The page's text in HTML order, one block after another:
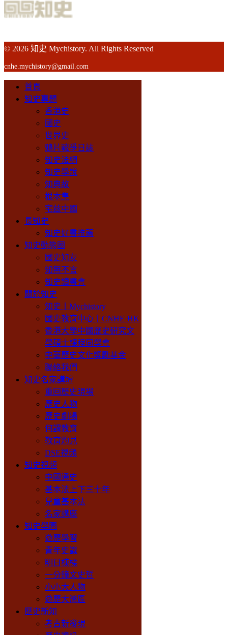
© 2026 知史 Mychistory. All Rights Reserved
cnhe.mychistory@gmail.com
首頁
知史專題
香港史
國史
世界史
鴉片戰爭日誌
知史法網
知史學說
知典故
根本集
宅兹中國
長知史
知史好書推薦
知史動態圈
國史知友
知無不言
知史讀書會
關於知史
知史丨Mychistory
國史教育中心丨CNHE·HK
香港大學中國歷史研究文
學碩士課程同學會
中華歷史文化獎勵基金
聯絡我們
知史名家講壇
重回歷史現場
歷史人物
歷史劇場
何謂教育
教育灼見
DSE視頻
知史視頻
中國通史
基本法上下三十年
兒童基本法
名家講座
知史學園
遊歷學習
青年史識
明日棟樑
一分鐘文史哲
小小大人物
遊歷大灣區
歷史新知
考古新發現